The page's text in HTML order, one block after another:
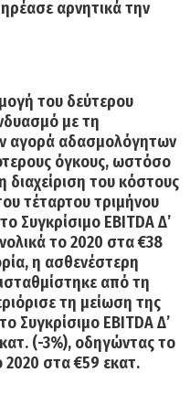
αρνητικά την
του δεύτερου
με τη
αγορά αδασμολόγητων
όγκους, ωστόσο
διαχείριση του κόστους
τέταρτου τριμήνου
Συγκρίσιμο EBITDA Δ’
το 2020 στα €38
η ασθενέστερη
από τη
τη μείωση της
Συγκρίσιμο EBITDA Δ’
(-3%), οδηγώντας το
2020 στα €59 εκατ.